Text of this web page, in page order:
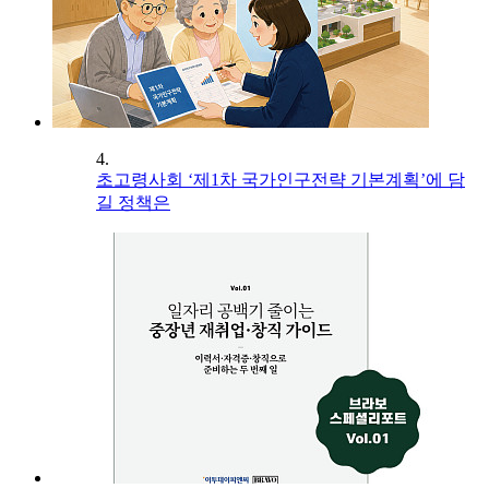
4.
초고령사회 ‘제1차 국가인구전략 기본계획’에 담
길 정책은